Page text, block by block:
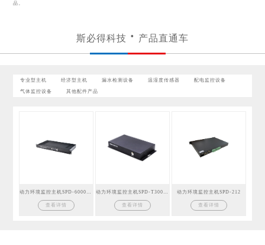
品。
斯必得科技 产品直通车
专业型主机 经济型主机 漏水检测设备 温湿度传感器 配电监控设备
气体监控设备 其他配件产品
查看详情 查看详情
动力环境监控主机SPD-212
查看详情